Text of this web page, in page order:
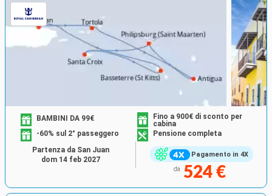
Pagamento in 4X
BAMBINI DA 99€
Fino a 900€ di sconto per
cabina
-60% sul 2° passeggero
Pensione completa
da 524 €
Partenza da San Juan
dom 14 feb 2027